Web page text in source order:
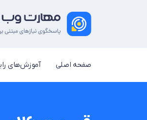
صفحه اصلی آموزش‌های